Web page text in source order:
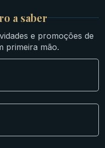
a saber
e promoções de
primeira mão.